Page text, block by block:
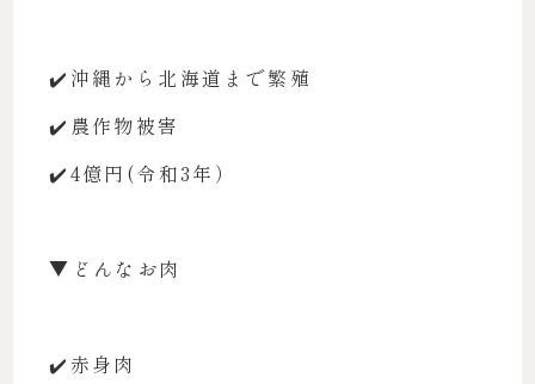
✔️沖縄から北海道まで繁殖
✔️農作物被害
✔️4億円(令和3年）
▼どんなお肉
✔️赤身肉